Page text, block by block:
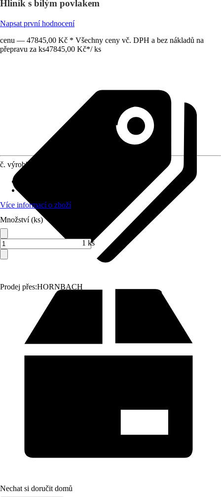
Hliník s bílým povlakem
Napsat první hodnocení
cenu — 47845,00 Kč * Všechny ceny vč. DPH a bez nákladů na
přepravu za ks47845,00 Kč*/ ks
Prodej přes:HORNBACH
č. výrobku
Více informací o zboží
Množství (ks)
1 ks
Nechat si doručit domů